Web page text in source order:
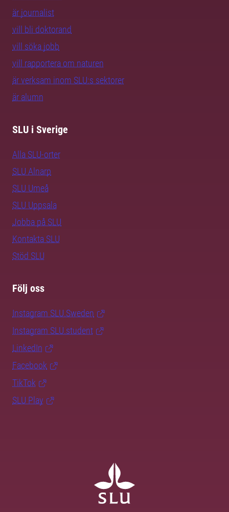
är journalist
vill bli doktorand
vill söka jobb
vill rapportera om naturen
är verksam inom SLU:s sektorer
är alumn
SLU i Sverige
Alla SLU-orter
SLU Alnarp
SLU Umeå
SLU Uppsala
Jobba på SLU
Kontakta SLU
Stöd SLU
Följ oss
Instagram SLU.Sweden
Instagram SLU.student
LinkedIn
Facebook
TikTok
SLU Play